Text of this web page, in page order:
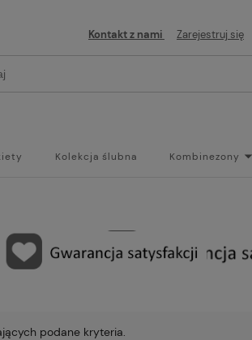
Kontakt z nami Zarejestruj się
Kolekcja ślubna Kombinezony
podane kryteria.